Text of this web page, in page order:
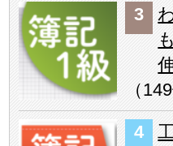
（